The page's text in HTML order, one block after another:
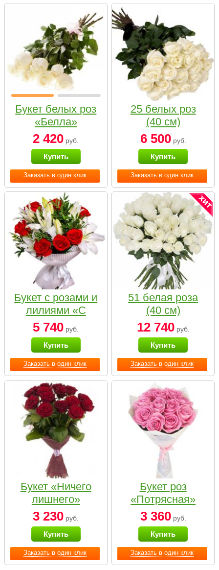
Заказать в один клик
Букет белых роз
«Белла»
2 420 руб.
Купить
Заказать в один клик
25 белых роз
(40 см)
6 500руб.
Купить
Заказать в один клик
Букет с розами и
лилиями «С
наилучшими
пожеланиями»
5 740 руб.
Купить
Заказать в один клик
51 белая роза
(40 см)
12 740руб.
Купить
Заказать в один клик
Букет «Ничего
лишнего»
3 230 руб.
Купить
Заказать в один клик
Букет роз
«Потрясная»
3 360руб.
Купить